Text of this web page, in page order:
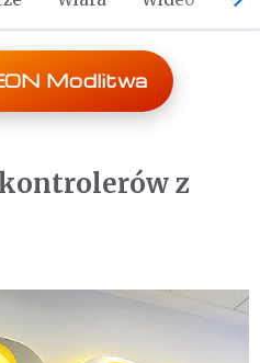
Modlitwa
z